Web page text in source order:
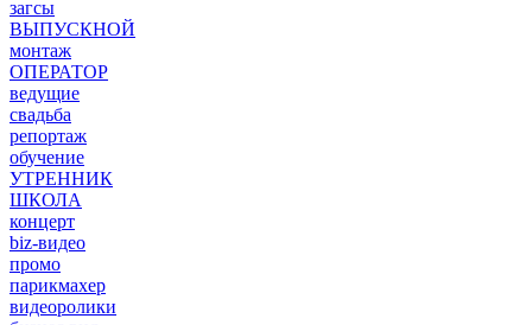
загсы
ВЫПУСКНОЙ
монтаж
ОПЕРАТОР
ведущие
свадьба
репортаж
обучение
УТРЕННИК
ШКОЛА
концерт
biz-видео
промо
парикмахер
видеоролики